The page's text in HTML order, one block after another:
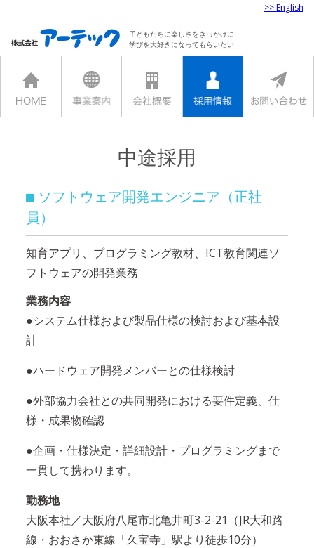
>> English
子どもたちに楽しさをきっかけに
学びを大好きになってもらいたい
中途採用
■ ソフトウェア開発エンジニア（正社
員）
知育アプリ、プログラミング教材、ICT教育関連ソ
フトウェアの開発業務
業務内容
●システム仕様および製品仕様の検討および基本設
計
●ハードウェア開発メンバーとの仕様検討
●外部協力会社との共同開発における要件定義、仕
様・成果物確認
●企画・仕様決定・詳細設計・プログラミングまで
一貫して携わります。
勤務地
大阪本社／大阪府八尾市北亀井町3-2-21（JR大和路
線・おおさか東線「久宝寺」駅より徒歩10分）